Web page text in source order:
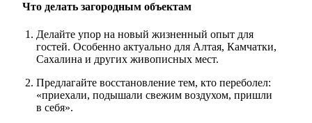
Что делать загородным объектам
Делайте упор на новый жизненный опыт для
гостей. Особенно актуально для Алтая, Камчатки,
Сахалина и других живописных мест.
Предлагайте восстановление тем, кто переболел:
«приехали, подышали свежим воздухом, пришли
в себя».